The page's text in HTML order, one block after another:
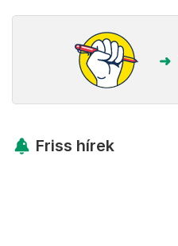
Friss hírek